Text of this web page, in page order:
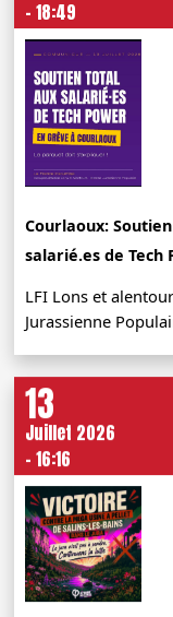
- 18:49
Courlaoux:
salarié.es de Tech
LFI Lons et
Jurassienne
13
Juillet 2026
- 16:16